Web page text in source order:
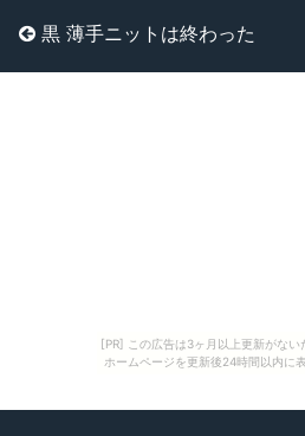
[PR] この広告は3ヶ月以上更新がない
ホームページを更新後24時間以内に
黒 薄手ニットは終わった